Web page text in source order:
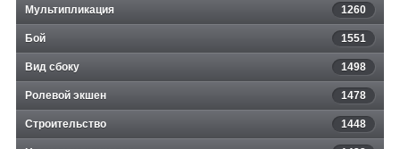
Мультипликация 1260
Бой 1551
Вид сбоку 1498
Ролевой экшен 1478
Строительство 1448